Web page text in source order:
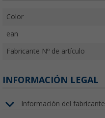
Color
ean
Fabricante Nº de artículo
INFORMACIÓN LEGAL
Información del fabricante